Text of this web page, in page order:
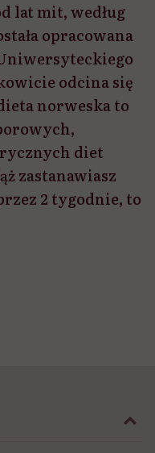
lat mit, według
opracowana
odcina się
norweska to
diet
zastanawiasz
2 tygodnie, to